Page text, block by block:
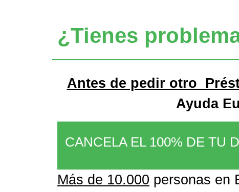
¿Tienes
Antes de pedir otro
Ayuda
CANCELA EL 100% DE TU
Más de 10.000 personas en